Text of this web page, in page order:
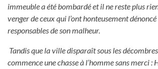
immeuble a été bombardé et il ne reste plus
venger de ceux qui l’ont honteusement
responsables de son malheur.
Tandis que la ville disparaît sous les
commence une chasse à l’homme sans merci :